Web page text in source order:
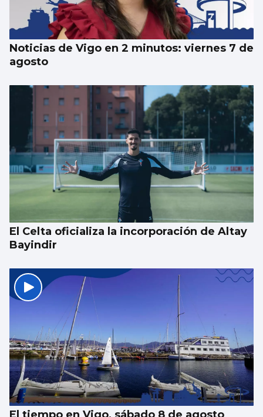
Un guardia civil gallego mata su expareja y
es abatido por sus compañeros en Llanes
Noticias de Vigo en 2 minutos: viernes 7 de
agosto
El Celta oficializa la incorporación de Altay
Bayindir